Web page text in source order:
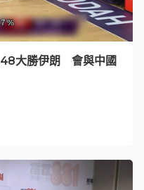
大勝伊朗 會與中國